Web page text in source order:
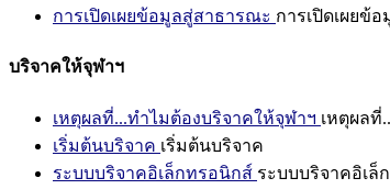
การเปิดเผยข้อมูลสู่สาธารณะ การเปิดเผยข้
บริจาคให้จุฬาฯ
เหตุผลที่...ทำไมต้องบริจาคให้จุฬาฯ เหตุผลที่
เริ่มต้นบริจาค เริ่มต้นบริจาค
ระบบบริจาคอิเล็กทรอนิกส์ ระบบบริจาคอิเล็